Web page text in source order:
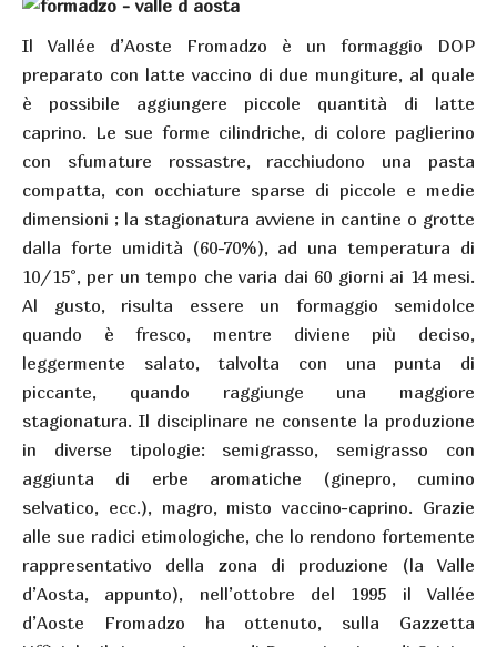
Il Vallée d’Aoste Fromadzo è un formaggio DOP
preparato con latte vaccino di due mungiture, al quale
è possibile aggiungere piccole quantità di latte
caprino. Le sue forme cilindriche, di colore paglierino
con sfumature rossastre, racchiudono una pasta
compatta, con occhiature sparse di piccole e medie
dimensioni ; la stagionatura avviene in cantine o grotte
dalla forte umidità (60-70%), ad una temperatura di
10/15°, per un tempo che varia dai 60 giorni ai 14 mesi.
Al gusto, risulta essere un formaggio semidolce
quando è fresco, mentre diviene più deciso,
leggermente salato, talvolta con una punta di
piccante, quando raggiunge una maggiore
stagionatura. Il disciplinare ne consente la produzione
in diverse tipologie: semigrasso, semigrasso con
aggiunta di erbe aromatiche (ginepro, cumino
selvatico, ecc.), magro, misto vaccino-caprino. Grazie
alle sue radici etimologiche, che lo rendono fortemente
rappresentativo della zona di produzione (la Valle
d’Aosta, appunto), nell’ottobre del 1995 il Vallée
d’Aoste Fromadzo ha ottenuto, sulla Gazzetta